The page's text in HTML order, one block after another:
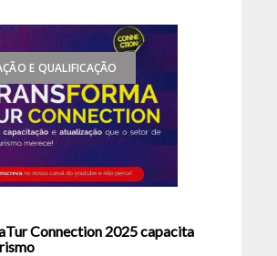
E QUALIFICAÇÃO
Connection 2025 capacita